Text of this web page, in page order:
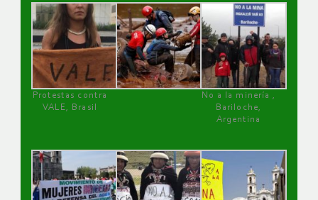
Protestas contra
VALE, Brasil
No a la minería ,
Bariloche,
Argentina